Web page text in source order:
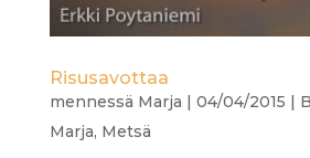
Risusavottaa
mennessä Marja | 04/04/2015 |
Marja, Metsä